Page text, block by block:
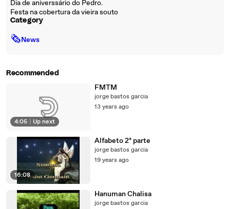
Dia de aniverssário do Pedro.
Festa na cobertura da vieira souto
Category
🗞News
Recommended
4:05 Up next
FMTM
jorge bastos garcia
13 years ago
16:08
Alfabeto 2ª parte
jorge bastos garcia
19 years ago
Hanuman Chalisa
jorge bastos garcia